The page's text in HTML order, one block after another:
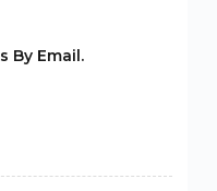
By Email.